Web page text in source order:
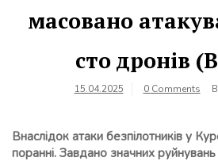
масовано
сто дронів
15.04.2025 0 Comments
Внаслідок атаки безпілотників у
поранні. Завдано значних руйнувань